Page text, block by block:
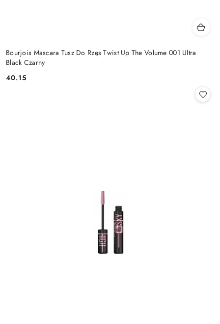
Bourjois Mascara Tusz Do Rzęs Twist Up The Volume 001 Ultra
Black Czarny
Cena:
40.15